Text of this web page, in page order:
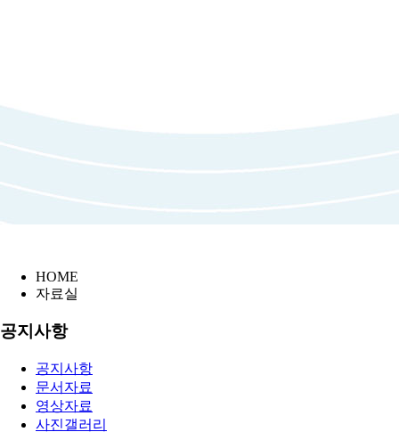
HOME
자료실
공지사항
공지사항
문서자료
영상자료
사진갤러리